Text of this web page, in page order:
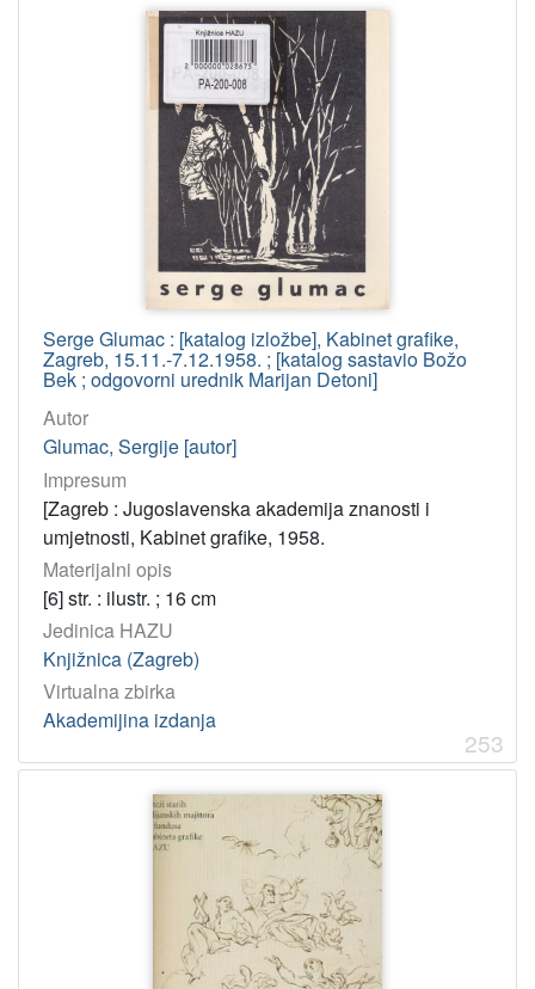
Serge Glumac : [katalog izložbe], Kabinet grafike,
Zagreb, 15.11.-7.12.1958. ; [katalog sastavio Božo
Bek ; odgovorni urednik Marijan Detoni]
Autor
Glumac, Sergije [autor]
Impresum
[Zagreb : Jugoslavenska akademija znanosti i
umjetnosti, Kabinet grafike, 1958.
Materijalni opis
[6] str. : ilustr. ; 16 cm
Jedinica HAZU
Knjižnica (Zagreb)
Virtualna zbirka
Akademijina izdanja
253